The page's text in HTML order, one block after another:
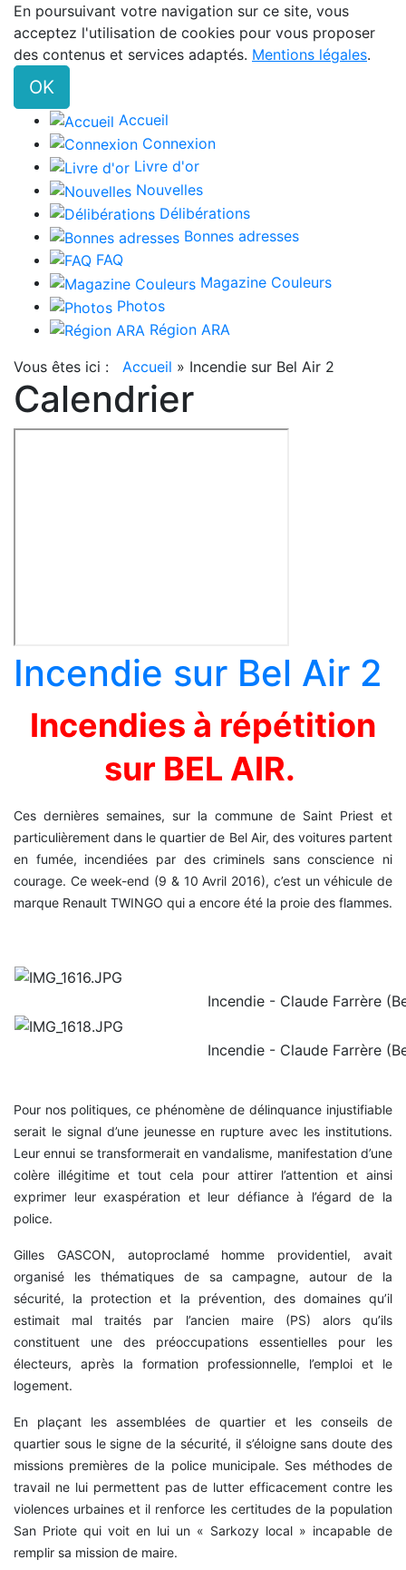
En poursuivant votre navigation sur ce site, vous
acceptez l'utilisation de cookies pour vous proposer
des contenus et services adaptés. Mentions légales.
OK
Accueil
Connexion
Livre d'or
Nouvelles
Délibérations
Bonnes adresses
FAQ
Magazine Couleurs
Photos
Région ARA
Vous êtes ici : Accueil » Incendie sur Bel Air 2
Calendrier
Incendie sur Bel Air 2
Incendies à répétition
sur BEL AIR.
Ces dernières semaines, sur la commune de Saint Priest et
particulièrement dans le quartier de Bel Air, des voitures partent
en fumée, incendiées par des criminels sans conscience ni
courage. Ce week-end (9 & 10 Avril 2016), c’est un véhicule de
marque Renault TWINGO qui a encore été la proie des flammes.
Incendie - Claude Farrère
Incendie - Claude Farrère
Pour nos politiques, ce phénomène de délinquance injustifiable
serait le signal d’une jeunesse en rupture avec les institutions.
Leur ennui se transformerait en vandalisme, manifestation d’une
colère illégitime et tout cela pour attirer l’attention et ainsi
exprimer leur exaspération et leur défiance à l’égard de la
police.
Gilles GASCON, autoproclamé homme providentiel, avait
organisé les thématiques de sa campagne, autour de la
sécurité, la protection et la prévention, des domaines qu’il
estimait mal traités par l’ancien maire (PS) alors qu’ils
constituent une des préoccupations essentielles pour les
électeurs, après la formation professionnelle, l’emploi et le
logement.
En plaçant les assemblées de quartier et les conseils de
quartier sous le signe de la sécurité, il s’éloigne sans doute des
missions premières de la police municipale. Ses méthodes de
travail ne lui permettent pas de lutter efficacement contre les
violences urbaines et il renforce les certitudes de la population
San Priote qui voit en lui un « Sarkozy local » incapable de
remplir sa mission de maire.